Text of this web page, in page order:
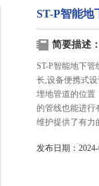
ST-P智能地
简要描述：
ST-P智能地下
长,设备便携式
埋地管道的位置
的管线也能进行
维护提供了有力
发布日期：